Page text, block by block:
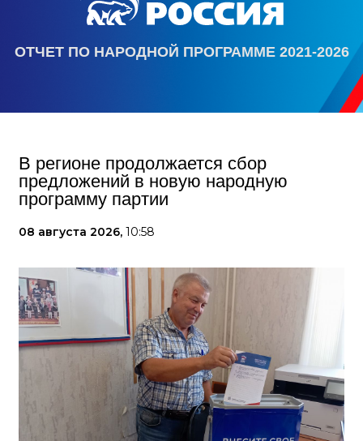
ОТЧЕТ ПО НАРОДНОЙ ПРОГРАММЕ 2021-2026
В регионе продолжается сбор
предложений в новую народную
программу партии
08 августа 2026, 10:58